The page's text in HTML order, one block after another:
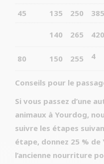
45
135 250 385
140 265 420
80 150 255 4
Conseils pour le
Si vous passez d’une
animaux à Yourdog,
suivre les étapes
étape, donnez 25 %
l’ancienne nourriture